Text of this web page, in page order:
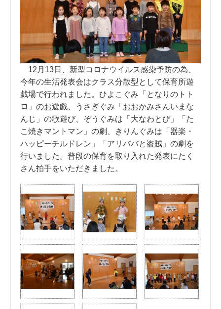
12月13日、新型コロナウイルス感染予防の為、
今年の生活発表会はクラス分散型として保育所遊
戯場で行われました。ひよこぐみ「となりのトト
ロ」のお遊戯、うさぎぐみ「おおかみさんいまな
んじ」の歌遊び、ぞうぐみは「大なわとび」「た
こ焼きマントマン」の劇、きりんぐみは「器楽・
ハッピーチルドレン」「アリババと盗賊」の劇を
行いました。普段の保育を取り入れた発表にたく
さん拍手をいただきました。